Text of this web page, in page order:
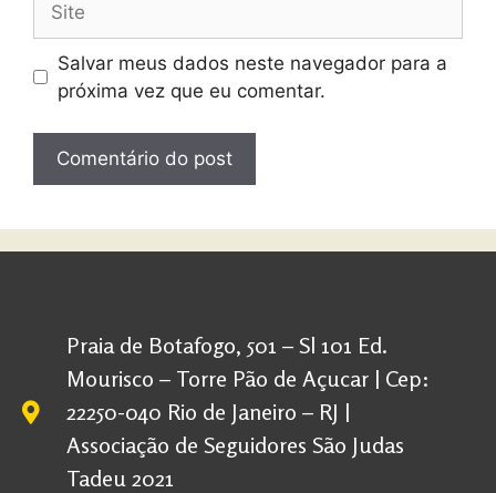
Salvar meus dados neste navegador para a
próxima vez que eu comentar.
Praia de Botafogo, 501 – Sl 101 Ed.
Mourisco – Torre Pão de Açucar | Cep:
22250-040 Rio de Janeiro – RJ |
Associação de Seguidores São Judas
Tadeu 2021